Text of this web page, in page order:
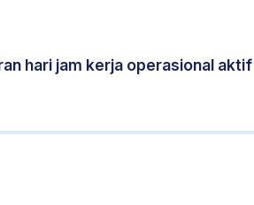
hari jam kerja operasional aktif